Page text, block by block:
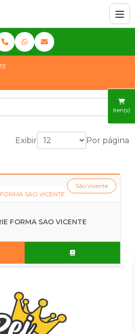
iten(s)
Exibir Por página
FORMA SAO VICENTE
São Vicente